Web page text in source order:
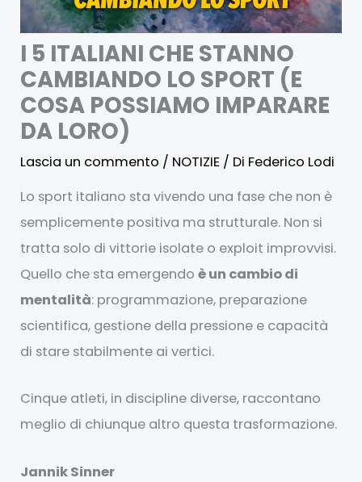
I 5 ITALIANI CHE STANNO
CAMBIANDO LO SPORT (E
COSA POSSIAMO IMPARARE
DA LORO)
Lascia un commento / NOTIZIE / Di Federico Lodi
Lo sport italiano sta vivendo una fase che non è
semplicemente positiva ma strutturale. Non si
tratta solo di vittorie isolate o exploit improvvisi.
Quello che sta emergendoè un cambio di
mentalità: programmazione, preparazione
scientifica, gestione della pressione e capacità
di stare stabilmente ai vertici.
Cinque atleti, in discipline diverse, raccontano
meglio di chiunque altro questa trasformazione.
Jannik Sinner